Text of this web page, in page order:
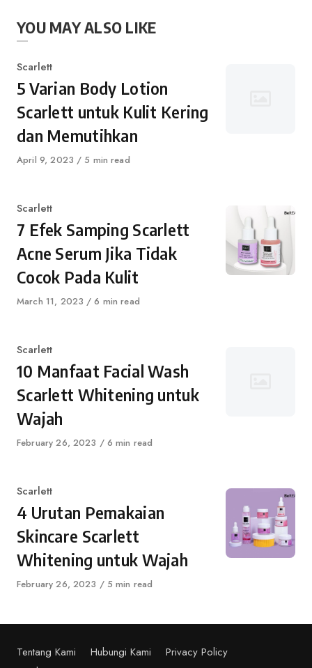
YOU MAY ALSO LIKE
Category
Scarlett
5 Varian Body Lotion
Scarlett untuk Kulit Kering
dan Memutihkan
Published
April 9, 2023 5 min read
Category
Scarlett
7 Efek Samping Scarlett
Acne Serum Jika Tidak
Cocok Pada Kulit
Published
March 11, 2023 6 min read
Category
Scarlett
10 Manfaat Facial Wash
Scarlett Whitening untuk
Wajah
Published
February 26, 2023 6 min read
Category
Scarlett
4 Urutan Pemakaian
Skincare Scarlett
Whitening untuk Wajah
Published
February 26, 2023 5 min read
Tentang Kami Hubungi Kami
Privacy Policy